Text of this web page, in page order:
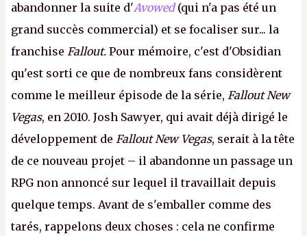
abandonner la suite d'Avowed(qui n'a pas été un
grand succès commercial) et se focaliser sur... la
franchise Fallout. Pour mémoire, c'est d'Obsidian
qu'est sorti ce que de nombreux fans considèrent
comme le meilleur épisode de la série, Fallout New
Vegas, en 2010. Josh Sawyer, qui avait déjà dirigé le
développement de Fallout New Vegas, serait à la tête
de ce nouveau projet – il abandonne un passage un
RPG non annoncé sur lequel il travaillait depuis
quelque temps. Avant de s'emballer comme des
tarés, rappelons deux choses : cela ne confirme